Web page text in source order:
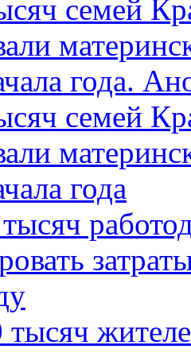
семей
года.
семей
года
тысяч